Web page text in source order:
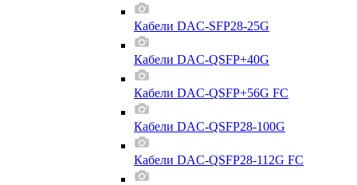
Кабели DAC-SFP28-25G
Кабели DAC-QSFP+40G
Кабели DAC-QSFP+56G FC
Кабели DAC-QSFP28-100G
Кабели DAC-QSFP28-112G FC